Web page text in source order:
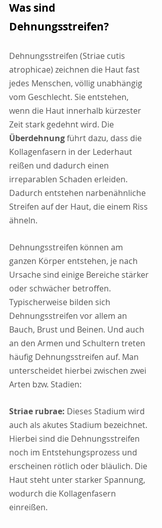
Was sind
Dehnungsstreifen?
Dehnungsstreifen (Striae cutis
atrophicae) zeichnen die Haut fast
jedes Menschen, völlig unabhängig
vom Geschlecht. Sie entstehen,
wenn die Haut innerhalb kürzester
Zeit stark gedehnt wird. Die
Überdehnung führt dazu, dass die
Kollagenfasern in der Lederhaut
reißen und dadurch einen
irreparablen Schaden erleiden.
Dadurch entstehen narbenähnliche
Streifen auf der Haut, die einem Riss
ähneln.
Dehnungsstreifen können am
ganzen Körper entstehen, je nach
Ursache sind einige Bereiche stärker
oder schwächer betroffen.
Typischerweise bilden sich
Dehnungsstreifen vor allem an
Bauch, Brust und Beinen. Und auch
an den Armen und Schultern treten
häufig Dehnungsstreifen auf. Man
unterscheidet hierbei zwischen zwei
Arten bzw. Stadien:
Striae rubrae: Dieses Stadium wird
auch als akutes Stadium bezeichnet.
Hierbei sind die Dehnungsstreifen
noch im Entstehungsprozess und
erscheinen rötlich oder bläulich. Die
Haut steht unter starker Spannung,
wodurch die Kollagenfasern
einreißen.